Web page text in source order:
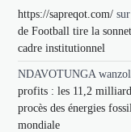
https://sapreqot.com/
de Football tire la
cadre institutionnel
NDAVOTUNGA
profits : les 11,2
procès des énergies
mondiale